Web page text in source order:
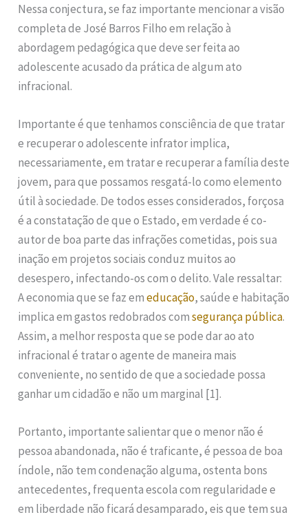
Nessa conjectura, se faz importante mencionar a visão
completa de José Barros Filho em relação à
abordagem pedagógica que deve ser feita ao
adolescente acusado da prática de algum ato
infracional.
Importante é que tenhamos consciência de que tratar
e recuperar o adolescente infrator implica,
necessariamente, em tratar e recuperar a família deste
jovem, para que possamos resgatá-lo como elemento
útil à sociedade. De todos esses considerados, forçosa
é a constatação de que o Estado, em verdade é co-
autor de boa parte das infrações cometidas, pois sua
inação em projetos sociais conduz muitos ao
desespero, infectando-os com o delito. Vale ressaltar:
A economia que se faz emeducação, saúde e habitação
implica em gastos redobrados comsegurança pública.
Assim, a melhor resposta que se pode dar ao ato
infracional é tratar o agente de maneira mais
conveniente, no sentido de que a sociedade possa
ganhar um cidadão e não um marginal [1].
Portanto, importante salientar que o menor não é
pessoa abandonada, não é traficante, é pessoa de boa
índole, não tem condenação alguma, ostenta bons
antecedentes, frequenta escola com regularidade e
em liberdade não ficará desamparado, eis que tem sua